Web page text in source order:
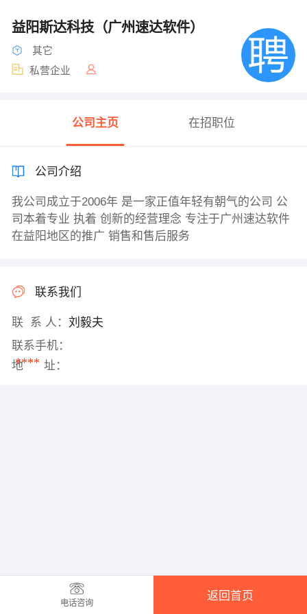
益阳斯达科技（广州速达软件）
其它
私营企业
公司主页 在招职位
公司介绍
我公司成立于2006年 是一家正值年轻有朝气的公司 公
司本着专业 执着 创新的经营理念 专注于广州速达软件
在益阳地区的推广 销售和售后服务
联系我们
联 系 人： 刘毅夫
联系手机：
****
地 址：
电话咨询
返回首页